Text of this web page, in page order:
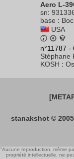
Aero L-
sn:
base :
USA
n°11787 -
Stéphane
KOSH :
stanakshot ©
"Aucune reproduction, même
propriété intellectuelle, ne